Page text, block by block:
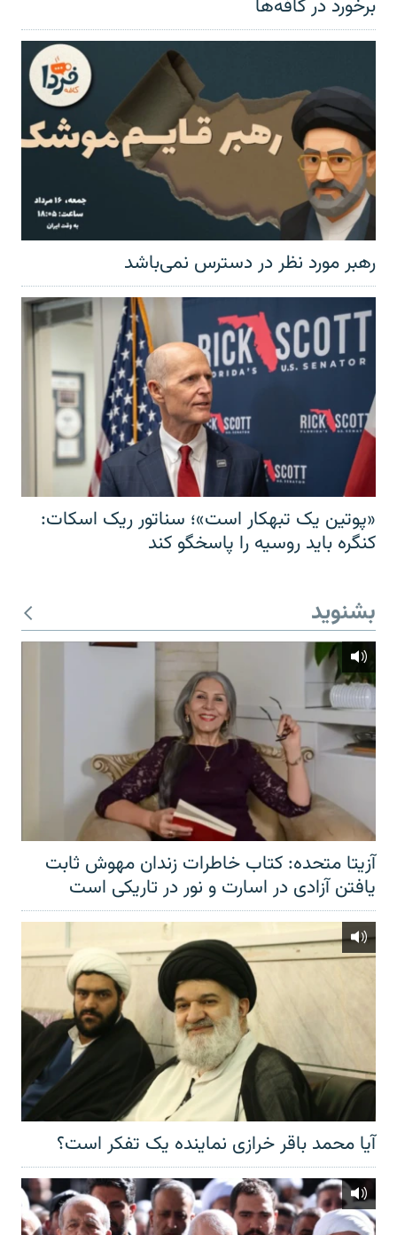
برخورد در کافه‌ها
رهبر مورد نظر در دسترس نمی‌باشد
«پوتین یک تبهکار است»؛ سناتور ریک اسکات:
کنگره باید روسیه را پاسخگو کند
بشنوید
آزیتا متحده: کتاب خاطرات زندان مهوش ثابت
یافتن آزادی در اسارت و نور در تاریکی است
آیا محمد باقر خرازی نماینده یک تفکر است؟